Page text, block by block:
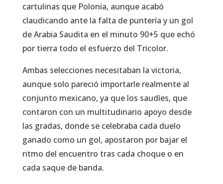
cartulinas que Polonia, aunque acabó
claudicando ante la falta de puntería y un gol
de Arabia Saudita en el minuto 90+5 que echó
por tierra todo el esfuerzo del Tricolor.
Ambas selecciones necesitaban la victoria,
aunque solo pareció importarle realmente al
conjunto mexicano, ya que los saudíes, que
contaron con un multitudinario apoyo desde
las gradas, donde se celebraba cada duelo
ganado como un gol, apostaron por bajar el
ritmo del encuentro tras cada choque o en
cada saque de banda.